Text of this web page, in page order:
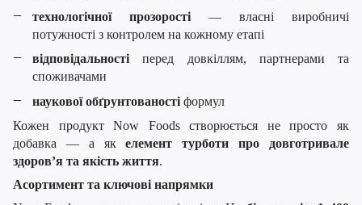
технологічної прозорості — власні виробничі
потужності з контролем на кожному етапі
відповідальності перед довкіллям, партнерами та
споживачами
наукової обґрунтованості формул
Кожен продукт Now Foods створюється не просто як
добавка — а якелемент турботи про довготривале
здоров’я та якість життя.
Асортимент та ключові напрямки